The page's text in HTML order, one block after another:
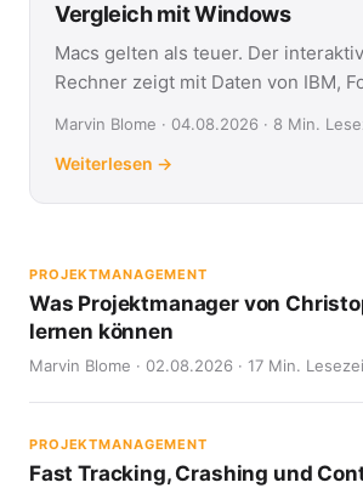
Vergleich mit Windows
Macs gelten als teuer. Der
Rechner zeigt mit Daten von IBM,
Marvin Blome · 04.08.2026 · 8 Min.
Weiterlesen →
PROJEKTMANAGEMENT
Was Projektmanager von
lernen können
Marvin Blome · 02.08.2026 · 17 Min.
PROJEKTMANAGEMENT
Fast Tracking, Crashing und